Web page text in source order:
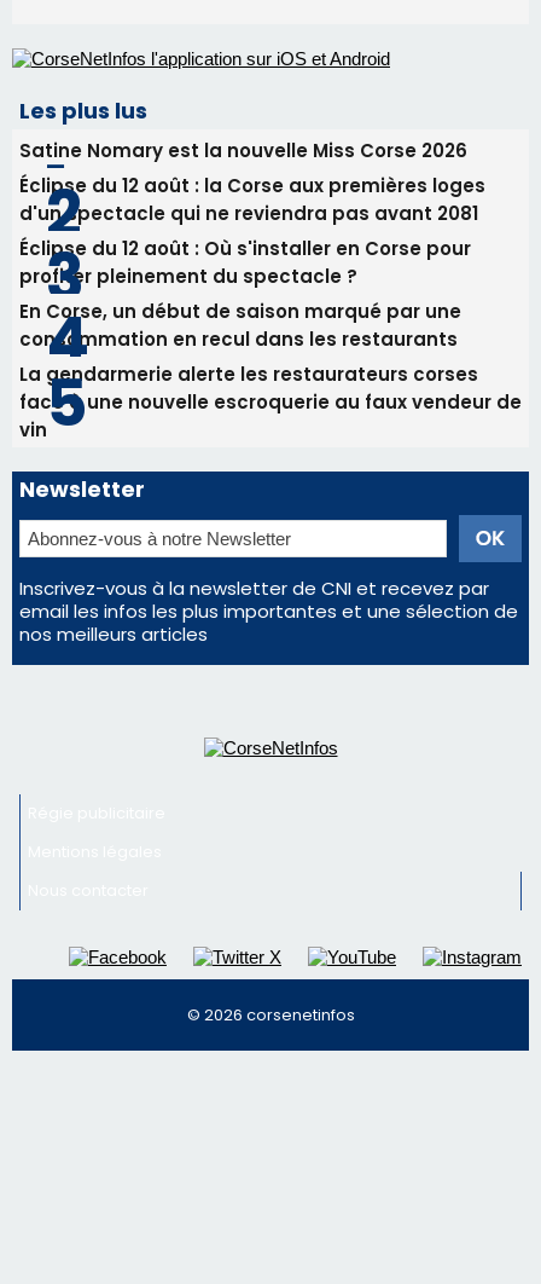
Les plus lus
Satine Nomary est la nouvelle Miss Corse 2026
Éclipse du 12 août : la Corse aux premières loges
d'un spectacle qui ne reviendra pas avant 2081
Éclipse du 12 août : Où s'installer en Corse pour
profiter pleinement du spectacle ?
En Corse, un début de saison marqué par une
consommation en recul dans les restaurants
La gendarmerie alerte les restaurateurs corses
face à une nouvelle escroquerie au faux vendeur de
vin
Newsletter
Inscrivez-vous à la newsletter de CNI et recevez par
email les infos les plus importantes et une sélection de
nos meilleurs articles
© 2026 corsenetinfos